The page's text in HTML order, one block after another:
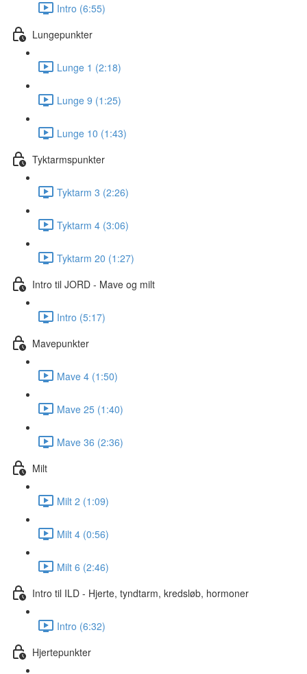
Intro (6:55)
Lungepunkter
Lunge 1 (2:18)
Lunge 9 (1:25)
Lunge 10 (1:43)
Tyktarmspunkter
Tyktarm 3 (2:26)
Tyktarm 4 (3:06)
Tyktarm 20 (1:27)
Intro til JORD - Mave og milt
Intro (5:17)
Mavepunkter
Mave 4 (1:50)
Mave 25 (1:40)
Mave 36 (2:36)
Milt
Milt 2 (1:09)
Milt 4 (0:56)
Milt 6 (2:46)
Intro til ILD - Hjerte, tyndtarm, kredsløb, hormoner
Intro (6:32)
Hjertepunkter